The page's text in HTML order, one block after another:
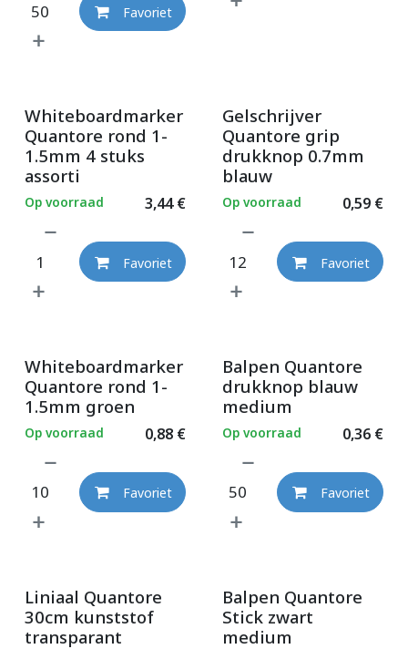
Favoriet
Whiteboardmarker
Quantore rond 1-
1.5mm 4 stuks
assorti
3,44€
Op voorraad
Favoriet
Gelschrijver
Quantore grip
drukknop 0.7mm
blauw
0,59€
Op voorraad
Favoriet
Whiteboardmarker
Quantore rond 1-
1.5mm groen
0,88€
Op voorraad
Favoriet
Balpen Quantore
drukknop blauw
medium
0,36€
Op voorraad
Favoriet
Liniaal Quantore
30cm kunststof
transparant
Balpen Quantore
Stick zwart
medium